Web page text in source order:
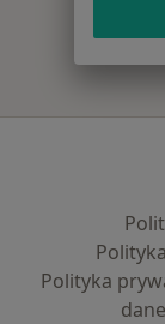
Polityka